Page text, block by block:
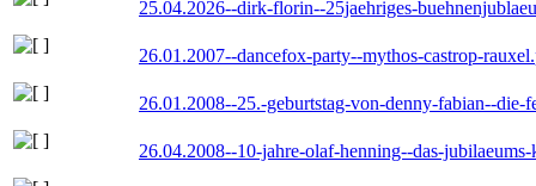
25.04.2026--dirk-florin--25jaehriges-
26.01.2007--dancefox-party--mythos-castrop-
26.01.2008--25.-geburtstag-von-denny-fabian--die-
26.04.2008--10-jahre-olaf-henning--das-